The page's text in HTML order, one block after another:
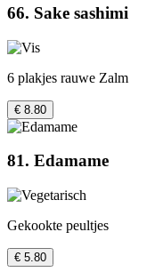
66. Sake sashimi
6 plakjes rauwe Zalm
€ 8.80
81. Edamame
Gekookte peultjes
€ 5.80